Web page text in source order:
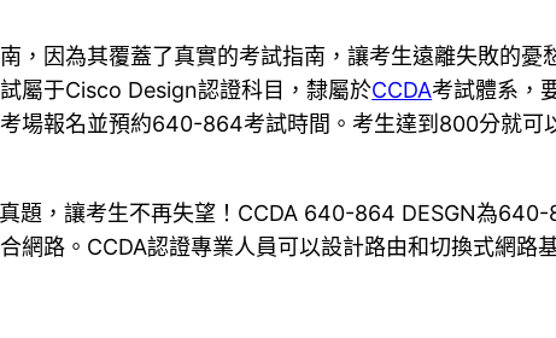
因為其覆蓋了真實的考試指南，讓考生遠離失敗的憂
屬于Cisco Design認證科目，隸屬於CCDA考試體系，
場報名並預約640-864考試時間。考生達到800分就可
題，讓考生不再失望！CCDA 640-864 DESGN為
網路。CCDA認證專業人員可以設計路由和切換式網路